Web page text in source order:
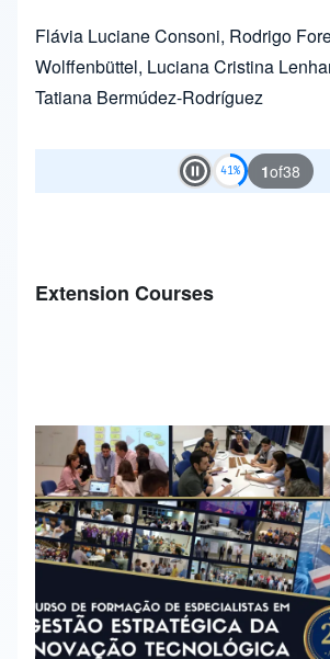
Flávia Luciane Consoni, Rodrigo
Wolffenbüttel, Luciana Cristina
Tatiana Bermúdez-Rodríguez
Play and Stop
1of38
Extension Courses